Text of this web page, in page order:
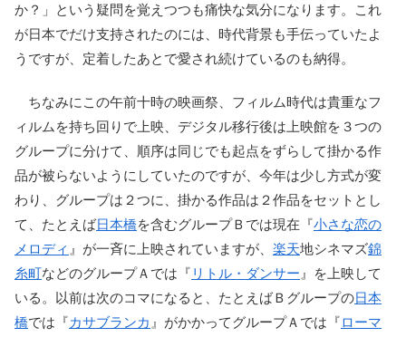
か？」という疑問を覚えつつも痛快な気分になります。これ
が日本でだけ支持されたのには、時代背景も手伝っていたよ
うですが、定着したあとで愛され続けているのも納得。
ちなみにこの午前十時の映画祭、フィルム時代は貴重なフ
ィルムを持ち回りで上映、デジタル移行後は上映館を３つの
グループに分けて、順序は同じでも起点をずらして掛かる作
品が被らないようにしていたのですが、今年は少し方式が変
わり、グループは２つに、掛かる作品は２作品をセットとし
て、たとえば日本橋を含むグループＢでは現在『小さな恋の
メロディ 』が一斉に上映されていますが、 楽天地シネマズ錦
糸町などのグループＡでは『 リトル・ダンサー 』を上映して
いる。以前は次のコマになると、たとえばＢグループの日本
橋では『カサブランカ 』がかかってグループＡでは『ローマ